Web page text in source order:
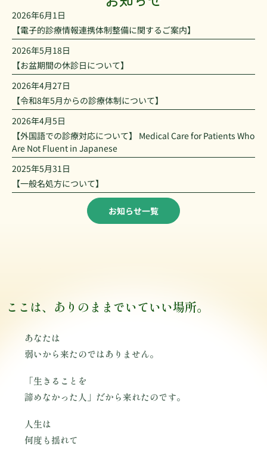
2026年6月1日
【電子的診療情報連携体制整備に関するご案内】
2026年5月18日
【お盆期間の休診日について】
2026年4月27日
【令和8年5月からの診療体制について】
2026年4月5日
【外国語での診療対応について】 Medical Care for Patients Who
Are Not Fluent in Japanese
2025年5月31日
【一般名処方について】
お知らせ一覧
こ こ は、 あ り の ま ま でいていい場所。
あなたは
弱いから来たのではありません。
「生きることを
諦めなかった人」だから来れたのです。
人生は
何度も揺れて